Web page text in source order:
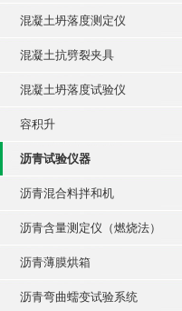
混凝土坍落度测定仪
混凝土抗劈裂夹具
混凝土坍落度试验仪
容积升
沥青试验仪器
沥青混合料拌和机
沥青含量测定仪（燃烧法）
沥青薄膜烘箱
沥青弯曲蠕变试验系统